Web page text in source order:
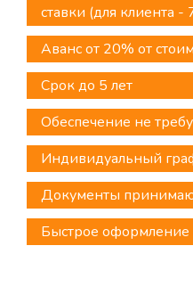
ставки (для клиента -
Аванс от 20% от
Срок до 5 лет
Обеспечение не
Индивидуальный
Документы
Быстрое оформление